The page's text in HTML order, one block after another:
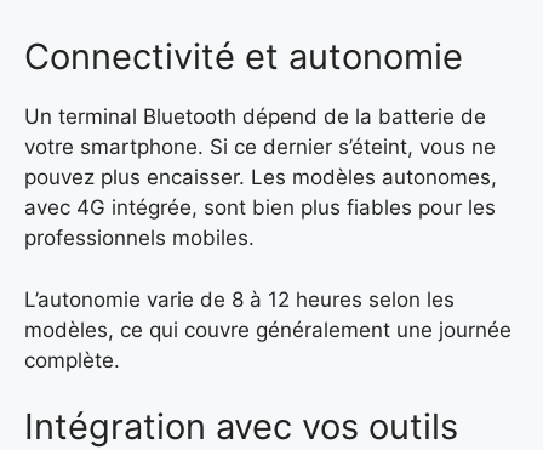
Connectivité et autonomie
Un terminal Bluetooth dépend de la batterie de
votre smartphone. Si ce dernier s’éteint, vous ne
pouvez plus encaisser. Les modèles autonomes,
avec 4G intégrée, sont bien plus fiables pour les
professionnels mobiles.
L’autonomie varie de 8 à 12 heures selon les
modèles, ce qui couvre généralement une journée
complète.
Intégration avec vos outils